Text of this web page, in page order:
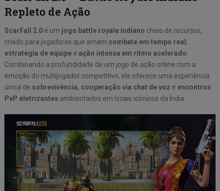
Repleto de Ação
ScarFall 2.0é um jogo battle royale indiano cheio de recursos,
criado para jogadores que amam combate em tempo real ,
estratégia de equipee ação intensa em ritmo acelerado
Combinando a profundidade de um jogo de ação online com a
emoção do multijogador competitivo, ele oferece uma experiência
única de sobrevivência, cooperação via chat de voz e encontros
PvP eletrizantes ambientados em locais icônicos da Índia.